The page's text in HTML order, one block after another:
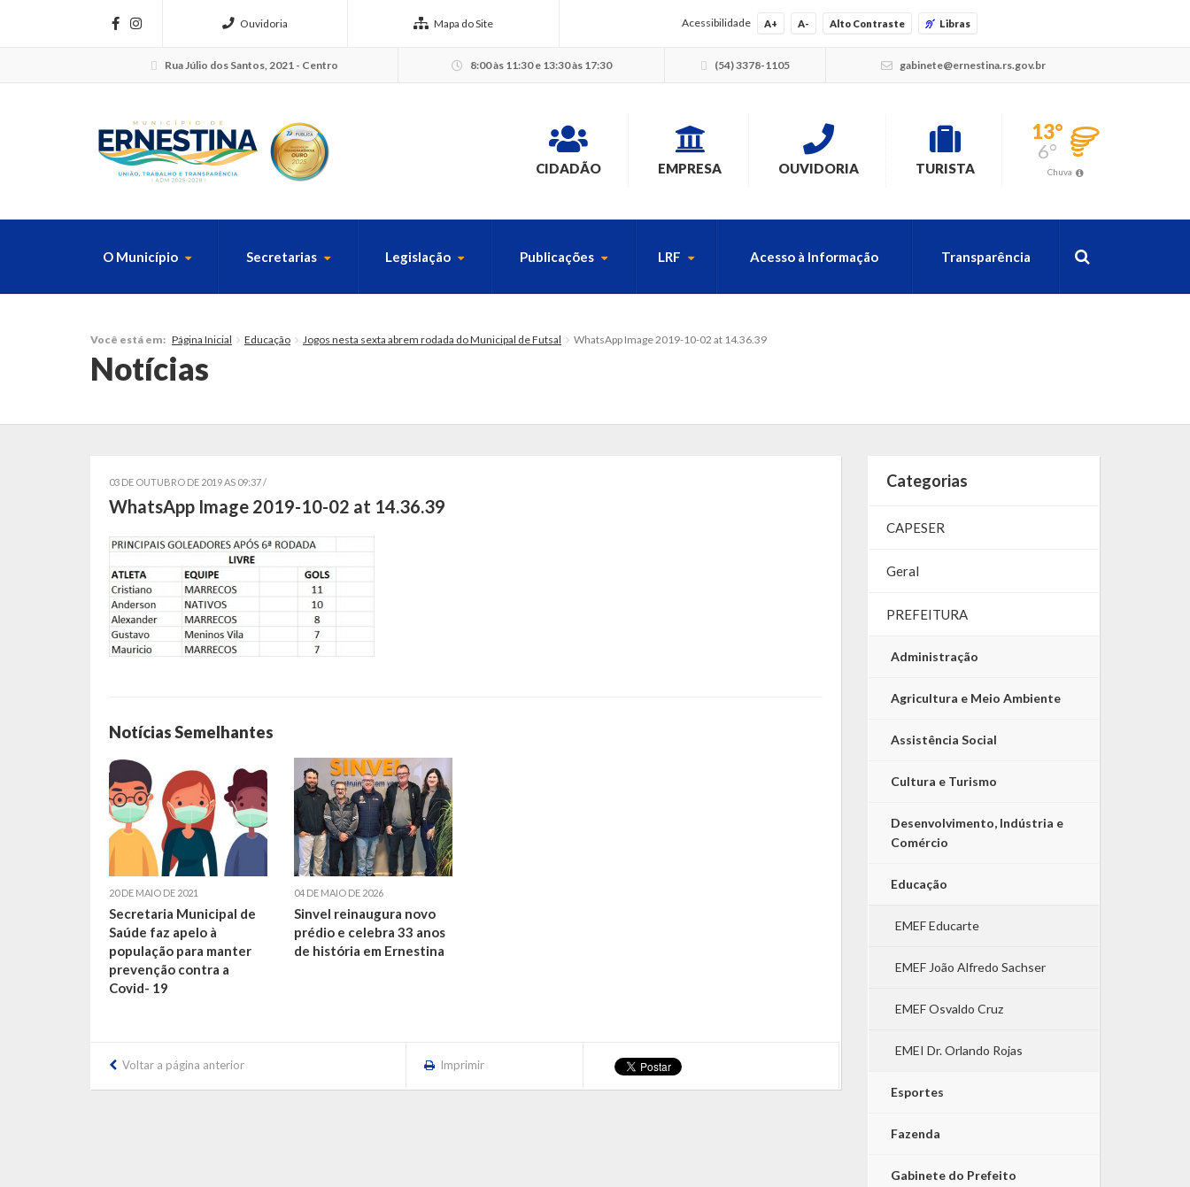
Ouvidoria Mapa do Site Acessibilidade A+ A- Alto Contraste Libras
Rua Júlio dos Santos, 2021 - Centro 8:00 às 11:30 e 13:30 às 17:30 (54) 3378-1105 gabinete@ernestina.rs.gov.br
CIDADÃO EMPRESA OUVIDORIA TURISTA
13°
6°
Chuva
O Município Secretarias Legislação Publicações LRF Acesso à Informação Transparência
Você está em: Página Inicial Educação Jogos nesta sexta abrem rodada do Municipal de Futsal WhatsApp Image 2019-10-02 at 14.36.39
Notícias
03 DE OUTUBRO DE 2019 AS 09:37 /
WhatsApp Image 2019-10-02 at 14.36.39
Notícias Semelhantes
20 DE MAIO DE 2021
Secretaria Municipal de
Saúde faz apelo à
população para manter
prevenção contra a
Covid- 19
04 DE MAIO DE 2026
Sinvel reinaugura novo
prédio e celebra 33 anos
de história em Ernestina
Voltar a página anterior Imprimir
Categorias
CAPESER
Geral
PREFEITURA
Administração
Agricultura e Meio Ambiente
Assistência Social
Cultura e Turismo
Desenvolvimento, Indústria e
Comércio
Educação
EMEF Educarte
EMEF João Alfredo Sachser
EMEF Osvaldo Cruz
EMEI Dr. Orlando Rojas
Esportes
Fazenda
Gabinete do Prefeito